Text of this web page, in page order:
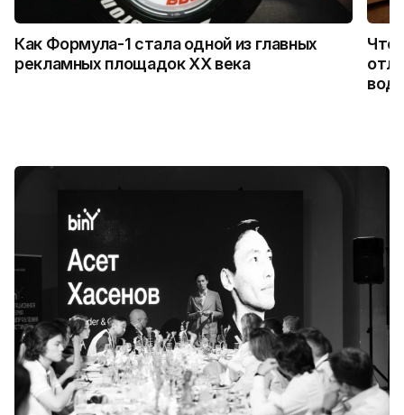
Как Формула-1 стала одной из главных
рекламных площадок XX века
Что